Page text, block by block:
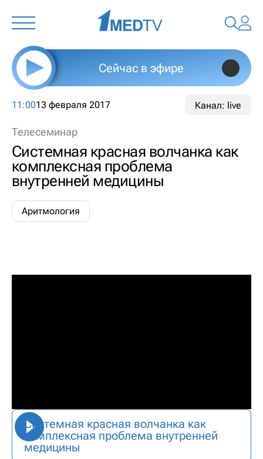
Сейчас в эфире
11:0013 февраля 2017 Канал: live
Телесеминар
Системная красная волчанка как
комплексная проблема
внутренней медицины
Аритмология
Системная красная волчанка как
комплексная проблема внутренней
медицины